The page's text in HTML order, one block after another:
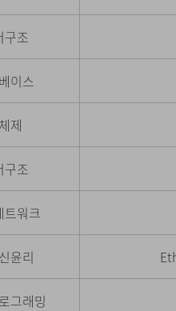
구조
이스
제
구조
트워크
윤리
그래밍